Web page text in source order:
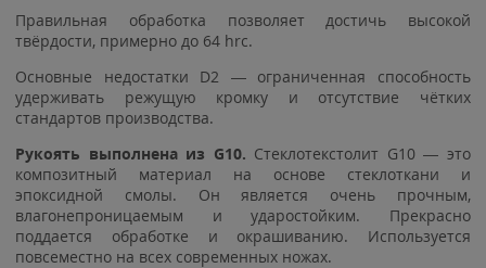
Правильная обработка позволяет достичь высокой
твёрдости, примерно до 64 hrc.
Основные недостатки D2 — ограниченная способность
удерживать режущую кромку и отсутствие чётких
стандартов производства.
Рукоять выполнена из G10. Стеклотекстолит G10 — это
композитный материал на основе стеклоткани и
эпоксидной смолы. Он является очень прочным,
влагонепроницаемым и ударостойким. Прекрасно
поддается обработке и окрашиванию. Используется
повсеместно на всех современных ножах.